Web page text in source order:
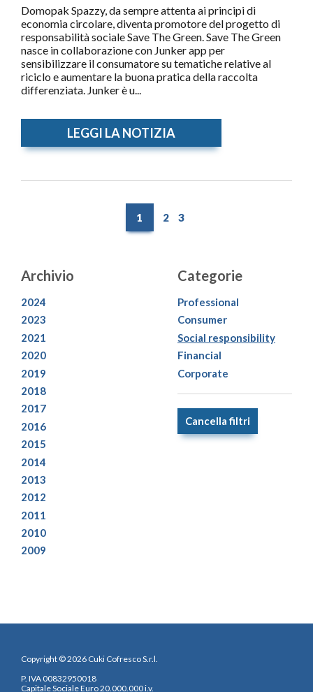
Domopak Spazzy, da sempre attenta ai principi di
economia circolare, diventa promotore del progetto di
responsabilità sociale Save The Green. Save The Green
nasce in collaborazione con Junker app per
sensibilizzare il consumatore su tematiche relative al
riciclo e aumentare la buona pratica della raccolta
differenziata. Junker è u...
LEGGI LA NOTIZIA
1 2 3
Archivio
2024
2023
2021
2020
2019
2018
2017
2016
2015
2014
2013
2012
2011
2010
2009
Categorie
Professional
Consumer
Social responsibility
Financial
Corporate
Cancella filtri
Copyright © 2026 Cuki Cofresco S.r.l.
P. IVA 00832950018
Capitale Sociale Euro 20.000.000 i.v.